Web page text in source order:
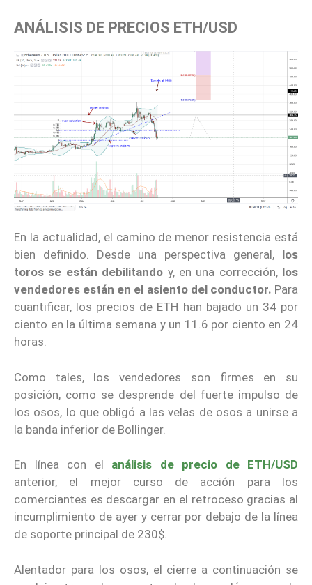
ANÁLISIS DE PRECIOS ETH/USD
En la actualidad, el camino de menor resistencia está
bien definido. Desde una perspectiva general, los
toros se están debilitando y, en una corrección, los
vendedores están en el asiento del conductor. Para
cuantificar, los precios de ETH han bajado un 34 por
ciento en la última semana y un 11.6 por ciento en 24
horas.
Como tales, los vendedores son firmes en su
posición, como se desprende del fuerte impulso de
los osos, lo que obligó a las velas de osos a unirse a
la banda inferior de Bollinger.
En línea con el análisis de precio de ETH/USD
anterior, el mejor curso de acción para los
comerciantes es descargar en el retroceso gracias al
incumplimiento de ayer y cerrar por debajo de la línea
de soporte principal de 230$.
Alentador para los osos, el cierre a continuación se